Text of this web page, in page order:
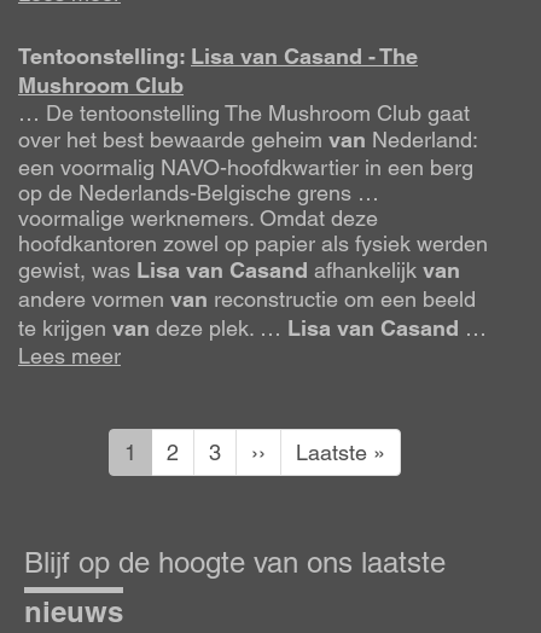
Tentoonstelling: Lisa van Casand - The
Mushroom Club
… De tentoonstelling The Mushroom Club gaat
over het best bewaarde geheim van Nederland:
een voormalig NAVO-hoofdkwartier in een berg
op de Nederlands-Belgische grens …
voormalige werknemers. Omdat deze
hoofdkantoren zowel op papier als fysiek werden
gewist, was Lisa van Casand afhankelijk van
andere vormen van reconstructie om een beeld
te krijgen van deze plek. … Lisa van Casand …
Lees meer
Huidige
pagina
1 Pagina
2 Pagina
3
Volgende
pagina
››
Laatste
pagina
Laatste »
Blijf
op
de
hoogte
Blijf op de hoogte van ons laatste
nieuws